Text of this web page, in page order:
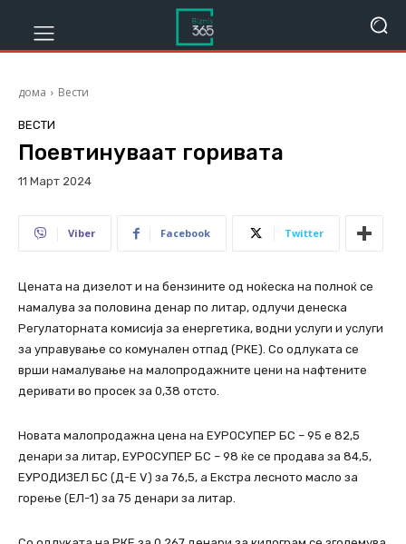
дома Вести
ВЕСТИ
Поевтинуваат горивата
11 Март 2024
Viber Facebook Twitter
Цената на дизелот и на бензините од ноќеска на полноќ се
намалува за половина денар по литар, одлучи денеска
Регулаторната комисија за енергетика, водни услуги и услуги
за управување со комунален отпад (РКЕ). Со одлуката се
врши намалување на малопродажните цени на нафтените
деривати во просек за 0,38 отсто.
Новата малопродажна цена на ЕУРОСУПЕР БС – 95 е 82,5
денари за литар, ЕУРОСУПЕР БС – 98 ќе се продава за 84,5,
ЕУРОДИЗЕЛ БС (Д-Е V) за 76,5, а Екстра лесното масло за
горење (ЕЛ-1) за 75 денари за литар.